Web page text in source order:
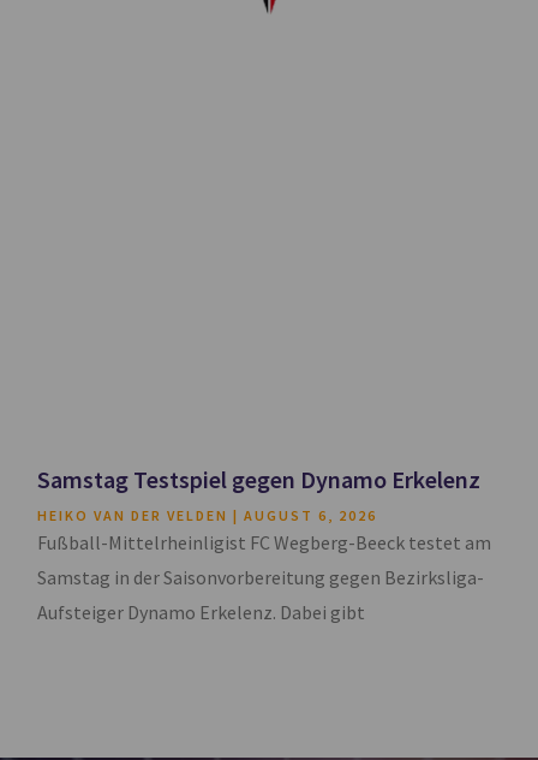
Samstag Testspiel gegen Dynamo Erkelenz
HEIKO VAN DER VELDEN AUGUST 6, 2026
Fußball-Mittelrheinligist FC Wegberg-Beeck testet am
Samstag in der Saisonvorbereitung gegen Bezirksliga-
Aufsteiger Dynamo Erkelenz. Dabei gibt